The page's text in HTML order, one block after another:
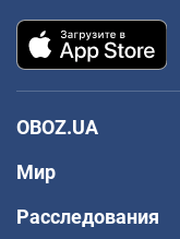
OBOZ.UA
Мир
Расследования